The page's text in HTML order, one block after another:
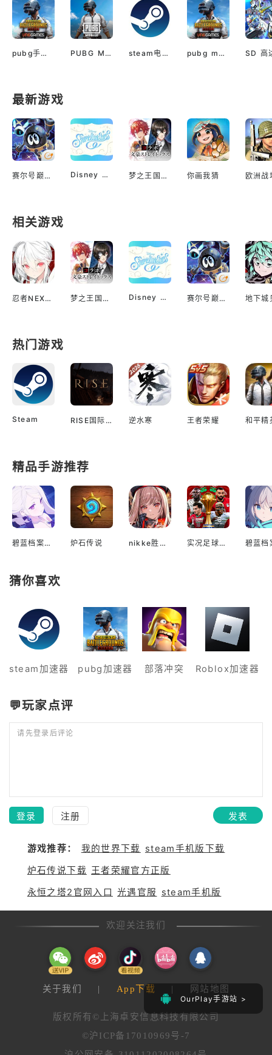
OurPlay手游站 >
pubg手游越南服最新版 PUBG M(国际服绝地求生) steam电脑版下载 pubg mobile最新版本
最新游戏
赛尔号巅峰之战 Disney Sparklink Stars 梦之王国与沉睡的100王子 你画我猜
相关游戏
忍者NEXUS 闪乱神乐 梦之王国与沉睡的100王子 Disney Sparklink Stars 赛尔号巅峰之战
热门游戏
Steam RISE国际服 逆水寒 王者荣耀 和平精
精品手游推荐
碧蓝档案国际服 炉石传说 nikke胜利女神国际服 实况足球2022手游
猜你喜欢
steam加速器 pubg加速器 部落冲突 Roblox加速器
💬玩家点评
请先登录后评论
登录 注册 发表
游戏推荐： 我的世界下载 steam手机版下载
炉石传说下载 王者荣耀官方正版
永恒之塔2官网入口 光遇官服 steam手机版
欢迎关注我们
关于我们 | App下载 | 网站地图
版权所有©上海卓安信息科技有限公司
©沪ICP备17010969号-7